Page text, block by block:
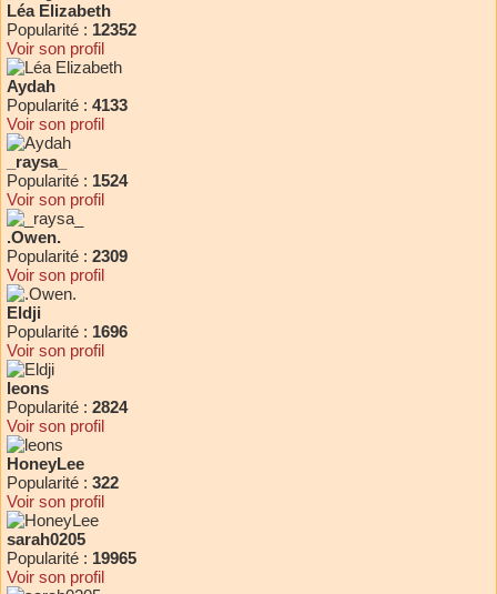
Léa Elizabeth
Popularité : 12352
Voir son profil
Aydah
Popularité : 4133
Voir son profil
_raysa_
Popularité : 1524
Voir son profil
.Owen.
Popularité : 2309
Voir son profil
Eldji
Popularité : 1696
Voir son profil
leons
Popularité : 2824
Voir son profil
HoneyLee
Popularité : 322
Voir son profil
sarah0205
Popularité : 19965
Voir son profil